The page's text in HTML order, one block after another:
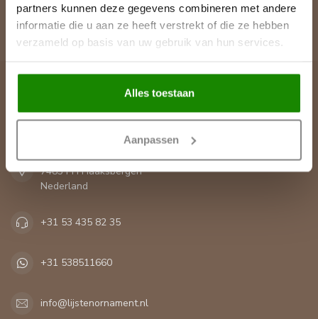
partners kunnen deze gegevens combineren met andere
informatie die u aan ze heeft verstrekt of die ze hebben
verzameld op basis van uw gebruik van hun services.
Alles toestaan
Aanpassen
Klantenservice
Contactgegevens
De Greune 28A
7483 PH Haaksbergen
Nederland
+31 53 435 82 35
+31 538511660
info@lijstenornament.nl